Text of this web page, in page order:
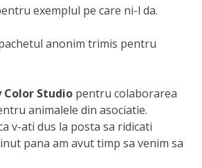
exemplul pe care ni-l da.
anonim trimis pentru
Studio pentru colaborarea
animalele din asociatie.
v-ati dus la posta sa ridicati
pana am avut timp sa venim sa